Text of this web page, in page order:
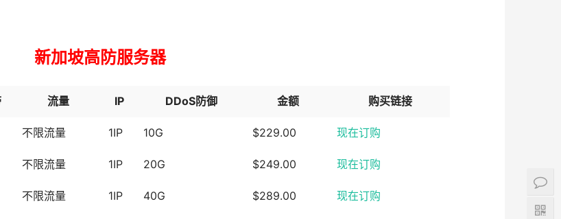
新加坡高防服务器
流量 IP DDoS防御 金额 购买链接
不限流量 1IP 10G $229.00 现在订购
不限流量 1IP 20G $249.00 现在订购
不限流量 1IP 40G $289.00 现在订购